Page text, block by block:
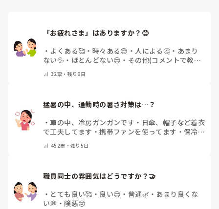
「お疲れさま」はありますか？😊
・ よくある🥰 ・ 時々ある😊 ・ 人による🤔 ・ あまり
ない💦 ・ ほとんどない😢 ・ その他(コメントで教え
てください)
32票・ 残り6日
猛暑の中、通勤時の暑さ対策は…？
・車の中、冷房ガンガンです ・ 日傘、帽子など着衣
で工夫してます ・携帯ファンを使ってます ・ 保冷剤
を持ち運んでいます
ん ・その他（コメントで教えて下さい）
452票・残り5日
職員同士の雰囲気はどうですか？🤝
・ とても良い🥰 ・ 良い😊 ・ 普通🌿 ・ あまり良くな
い💭 ・ 険悪😢